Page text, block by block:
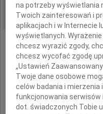
DATA EMISJI:
na potrzeby wyświetlania
Twoich zainteresowań i
aplikacjach i w Internecie
wyświetlanych.
chcesz wyrazić zgody,
chcesz wycofać zgodę
„Ustawień
Twoje dane osobowe
celów badania i
funkcjonowania serwisów
dot. świadczonych Tobie